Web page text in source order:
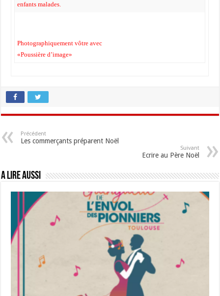
enfants malades.
Photographiquement vôtre avec
«Poussière d’image»
Précédent
Les commerçants préparent Noël
Suivant
Ecrire au Père Noël
A lire aussi